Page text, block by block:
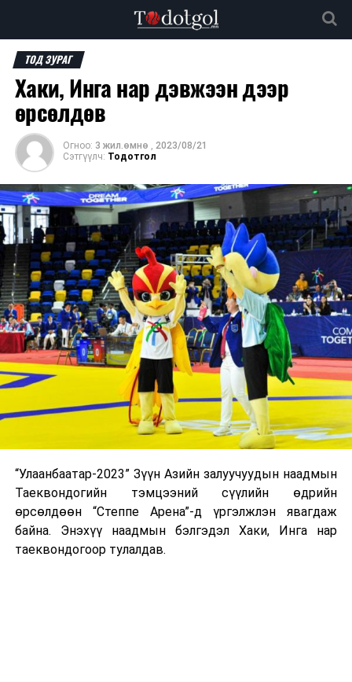
ТОД ЗУРАГ
Хаки, Инга нар дэвжээн дээр
өрсөлдөв
Огноо: 3 жил.өмнө , 2023/08/21
Сэтгүүлч: Тодотгол
“Улаанбаатар-2023” Зүүн Азийн залуучуудын наадмын
Таеквондогийн тэмцээний сүүлийн өдрийн
өрсөлдөөн “Степпе Арена”-д үргэлжлэн явагдаж
байна. Энэхүү наадмын бэлгэдэл Хаки, Инга нар
таеквондогоор тулалдав.